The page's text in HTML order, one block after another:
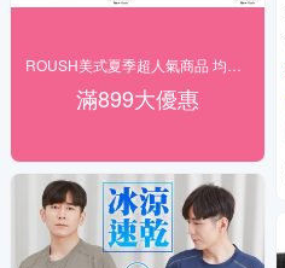
滿899大優惠